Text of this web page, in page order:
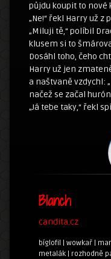
půjdu koupit to nové
„Ne!“ řekl Harry už z
„Miluji tě,“ políbil
klusem si to
Dosáhl toho, čeho
Harry už jen
a naštvaně vzdychl:
načež se začal
„Já tebe taky,“ řekl
Blanch
candita.cz
bíglofil | wowkař |
metalák | rozhodně